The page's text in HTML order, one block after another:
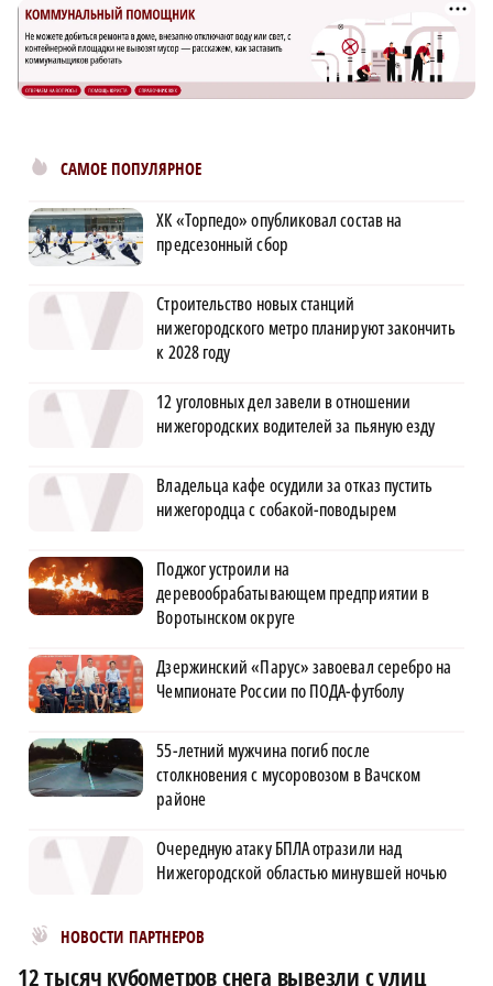
САМОЕ ПОПУЛЯРНОЕ
ХК «Торпедо» опубликовал состав на
предсезонный сбор
Строительство новых станций
нижегородского метро планируют закончить
к 2028 году
12 уголовных дел завели в отношении
нижегородских водителей за пьяную езду
Владельца кафе осудили за отказ пустить
нижегородца с собакой-поводырем
Поджог устроили на
деревообрабатывающем предприятии в
Воротынском округе
Дзержинский «Парус» завоевал серебро на
Чемпионате России по ПОДА-футболу
55-летний мужчина погиб после
столкновения с мусоровозом в Вачском
районе
Очередную атаку БПЛА отразили над
Нижегородской областью минувшей ночью
НОВОСТИ ПАРТНЕРОВ
Новости МирТесен
12 тысяч кубометров снега вывезли с улиц